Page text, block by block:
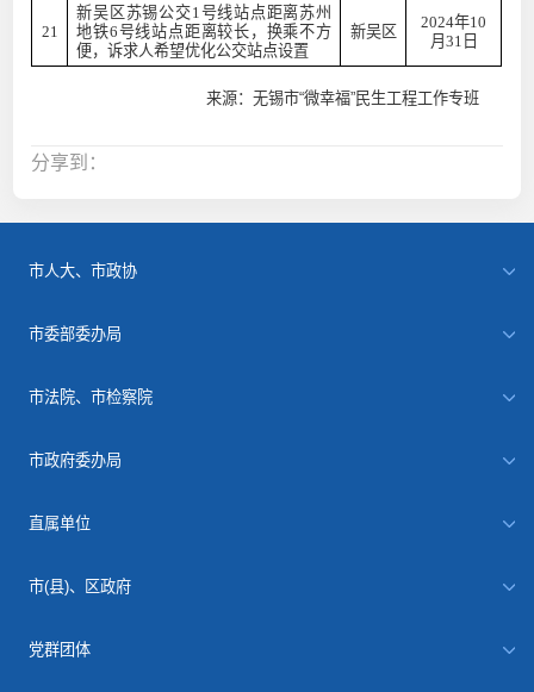
21
新吴区苏锡公交1号线站点距离苏州
地铁6号线站点距离较长，换乘不方
便，诉求人希望优化公交站点设置
新吴区
2024年10
月31日
来源：无锡市“微幸福”民生工程工作专班
分享到：
市人大、市政协
市委部委办局
市法院、市检察院
市政府委办局
直属单位
市(县)、区政府
党群团体